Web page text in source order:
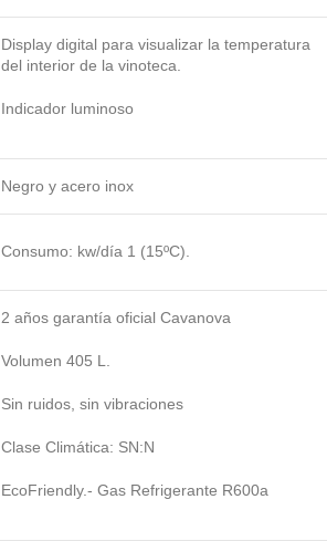
Display digital para visualizar la temperatura
del interior de la vinoteca.
Indicador luminoso
Negro y acero inox
Consumo: kw/día 1 (15ºC).
2 años garantía oficial Cavanova
Volumen 405 L.
Sin ruidos, sin vibraciones
Clase Climática: SN:N
EcoFriendly.- Gas Refrigerante R600a